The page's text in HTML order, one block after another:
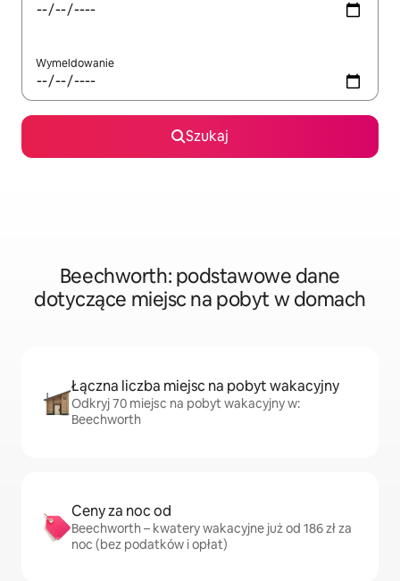
Wymeldowanie
Szukaj
Beechworth: podstawowe dane
dotyczące miejsc na pobyt w domach
Łączna liczba miejsc na pobyt wakacyjny
Odkryj 70 miejsc na pobyt wakacyjny w:
Beechworth
Ceny za noc od
Beechworth – kwatery wakacyjne już od 186 zł za
noc (bez podatków i opłat)